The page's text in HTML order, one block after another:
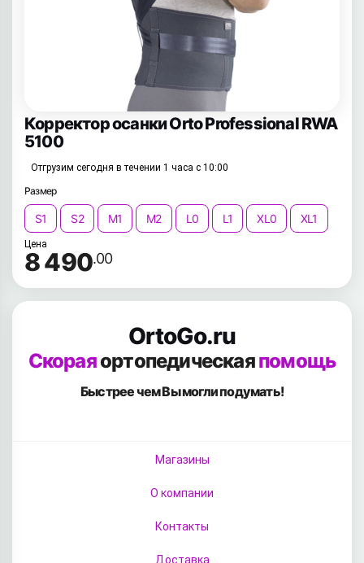
Корректор осанки Orto Professional RWA
5100
Отгрузим сегодня в течении 1 часа с 10:00
Размер
S1 S2 M1 M2 L0 L1 XL0 XL1
Цена
8 490.00
OrtoGo.ru
Скораяортопедическаяпомощь
Быстрее чем Вымогли подумать!
Магазины
О компании
Контакты
Доставка